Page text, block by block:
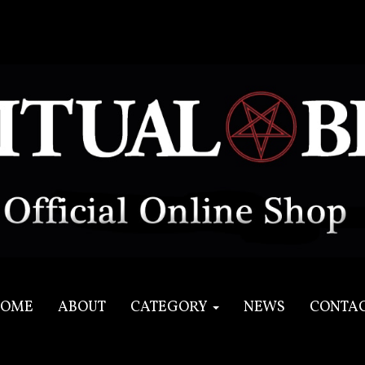
ABOUT CATEGORY NEWS